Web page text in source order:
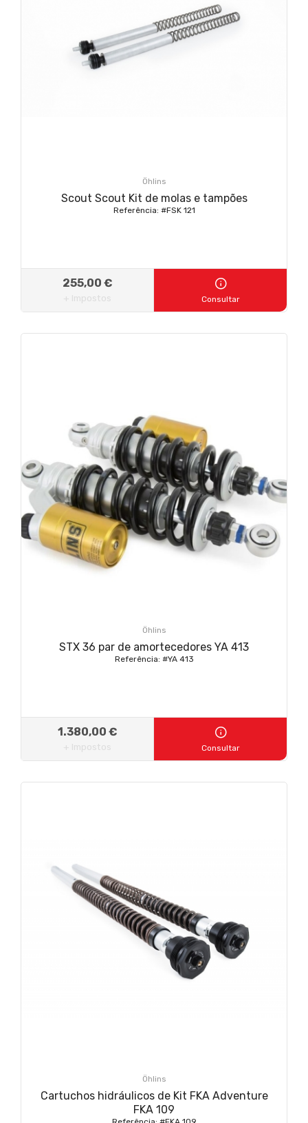
Öhlins
Scout Scout Kit de molas e tampões
Referência: #FSK 121
255,00 €
+ Impostos Consultar
Öhlins
STX 36 par de amortecedores YA 413
Referência: #YA 413
1.380,00 €
+ Impostos Consultar
Öhlins
Cartuchos hidráulicos de Kit FKA Adventure
FKA 109